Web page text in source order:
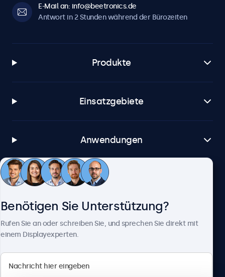
E-Mail an: info@beetronics.de
Antwort in 2 Stunden während der Bürozeiten
Produkte
Einsatzgebiete
Anwendungen
Kundenservice
Benötigen Sie Unterstützung?
Rufen Sie an oder schreiben Sie, und sprechen Sie direkt mit
einem Displayexperten.